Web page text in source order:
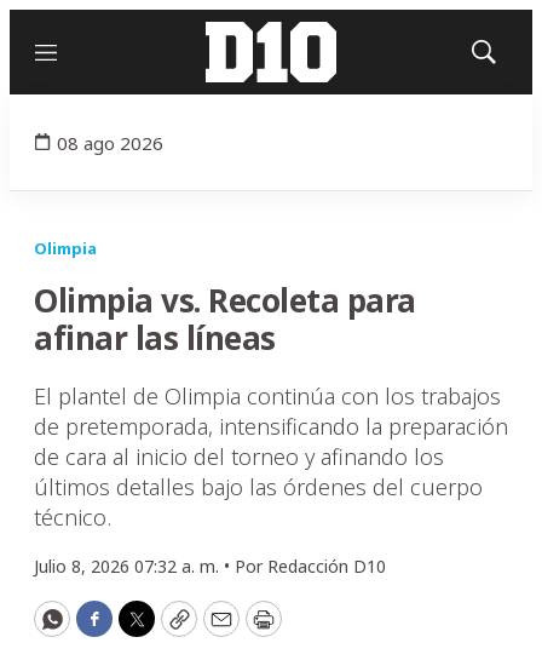
Menú
Mostrar
08 ago 2026
Olimpia
Olimpia vs. Recoleta para
afinar las líneas
El plantel de Olimpia continúa con los trabajos
de pretemporada, intensificando la preparación
de cara al inicio del torneo y afinando los
últimos detalles bajo las órdenes del cuerpo
técnico.
Julio 8, 2026 07:32 a. m. • Por Redacción D10
WhatsApp
Facebook
Twitter
CopyEmailPrint